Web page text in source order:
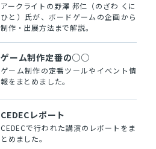
アークライトの野澤 邦仁（のざわ くに
ひと）氏が、ボードゲームの企画から
制作・出展方法まで解説。
ゲーム制作定番の○○
ゲーム制作の定番ツールやイベント情
報をまとめました。
CEDECレポート
CEDECで行われた講演のレポートをま
とめました。